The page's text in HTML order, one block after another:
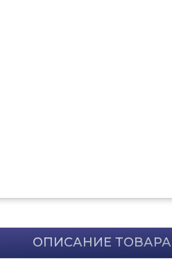
ОПИСАНИЕ ТОВАРА